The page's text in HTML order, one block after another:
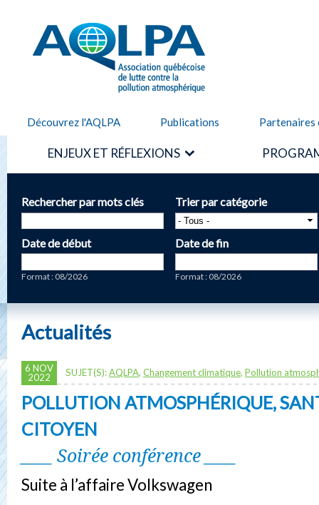
AQLPA
Découvrez l'AQLPA Publications Partenaires
ENJEUX ET RÉFLEXIONS
Rechercher par mots clés Trier par catégorie
Date de début
Format : 08/2026
Date de fin
Format : 08/2026
Actualités
6 NOV
2022
SUJET(S):AQLPA, Changement climatique, Pollution
POLLUTION ATMOSPHÉRIQUE,
CITOYEN
____ Soirée conférence ____
Suite à l’affaire Volkswagen